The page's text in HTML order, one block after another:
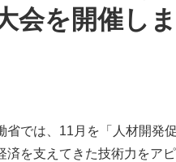
会を開催し
では、11月を「人材開発
済を支えてきた技術力をア